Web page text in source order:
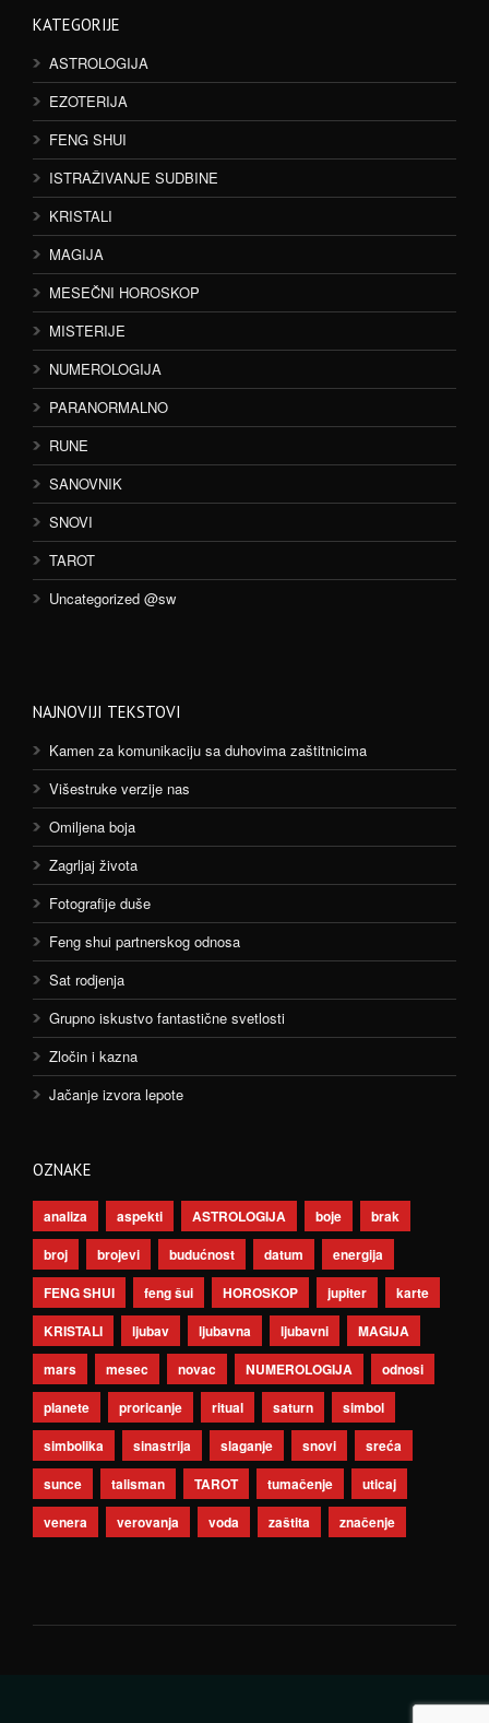
KATEGORIJE
ASTROLOGIJA
EZOTERIJA
FENG SHUI
ISTRAŽIVANJE SUDBINE
KRISTALI
MAGIJA
MESEČNI HOROSKOP
MISTERIJE
NUMEROLOGIJA
PARANORMALNO
RUNE
SANOVNIK
SNOVI
TAROT
Uncategorized @sw
NAJNOVIJI TEKSTOVI
Kamen za komunikaciju sa duhovima zaštitnicima
Višestruke verzije nas
Omiljena boja
Zagrljaj života
Fotografije duše
Feng shui partnerskog odnosa
Sat rodjenja
Grupno iskustvo fantastične svetlosti
Zločin i kazna
Jačanje izvora lepote
OZNAKE
analiza aspekti ASTROLOGIJA boje
brak
broj
brojevi budućnost datum
energija
FENG SHUI
feng šui HOROSKOP jupiter
karte
KRISTALI
ljubav ljubavna ljubavni
MAGIJA
mars
mesec novac NUMEROLOGIJA
odnosi
planete
proricanje ritual saturn
simbol
simbolika
sinastrija slaganje snovi
sreća
sunce
talisman TAROT tumačenje
uticaj
venera
verovanja voda zaštita značenje